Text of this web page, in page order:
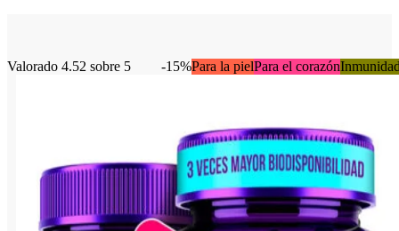
Para el corazón
Para la piel
-15%
Valorado 4.52 sobre 5